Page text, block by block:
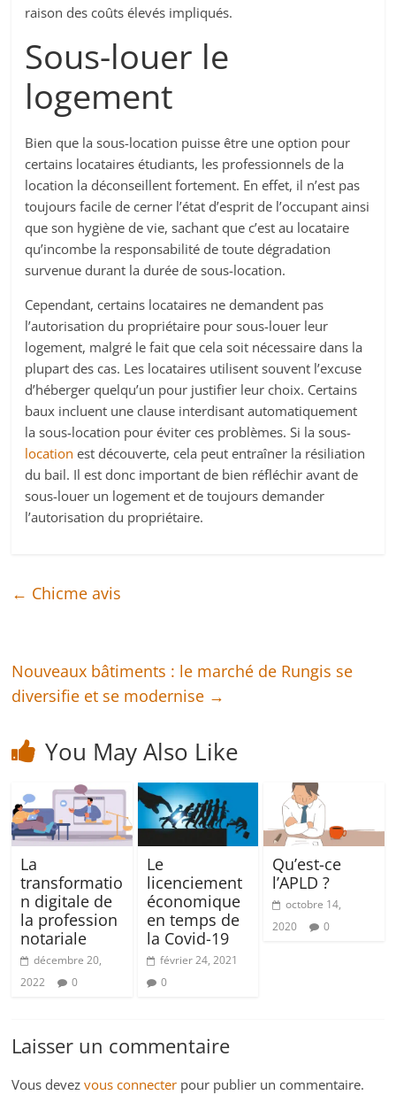
raison des coûts élevés impliqués.
Sous-louer le
logement
Bien que la sous-location puisse être une option pour
certains locataires étudiants, les professionnels de la
location la déconseillent fortement. En effet, il n’est pas
toujours facile de cerner l’état d’esprit de l’occupant ainsi
que son hygiène de vie, sachant que c’est au locataire
qu’incombe la responsabilité de toute dégradation
survenue durant la durée de sous-location.
Cependant, certains locataires ne demandent pas
l’autorisation du propriétaire pour sous-louer leur
logement, malgré le fait que cela soit nécessaire dans la
plupart des cas. Les locataires utilisent souvent l’excuse
d’héberger quelqu’un pour justifier leur choix. Certains
baux incluent une clause interdisant automatiquement
la sous-location pour éviter ces problèmes. Si la sous-
location est découverte, cela peut entraîner la résiliation
du bail. Il est donc important de bien réfléchir avant de
sous-louer un logement et de toujours demander
l’autorisation du propriétaire.
← Chicme avis
Nouveaux bâtiments : le marché de Rungis se
diversifie et se modernise →
You May Also Like
La
transformatio
n digitale de
la profession
notariale
décembre 20,
2022
0
Le
licenciement
économique
en temps de
la Covid-19
février 24, 2021
0
Qu’est-ce
l’APLD ?
octobre 14,
2020
0
Laisser un commentaire
Vous devezvous connecter pour publier un commentaire.